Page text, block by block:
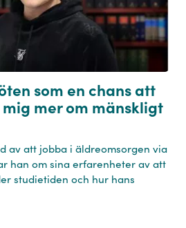
som en chans att
mer om mänskligt
av att jobba i äldreomsorgen via
han om sina erfarenheter av att
studietiden och hur hans